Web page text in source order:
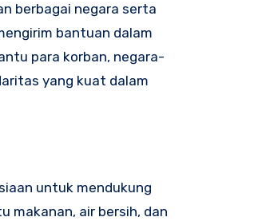
berbagai negara serta
bantuan dalam
para korban, negara-
yang kuat dalam
untuk mendukung
makanan, air bersih, dan